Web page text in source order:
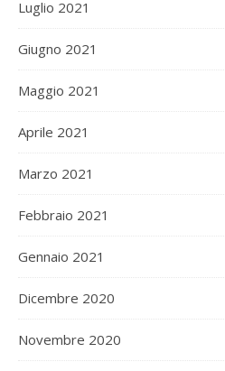
Luglio 2021
Giugno 2021
Maggio 2021
Aprile 2021
Marzo 2021
Febbraio 2021
Gennaio 2021
Dicembre 2020
Novembre 2020